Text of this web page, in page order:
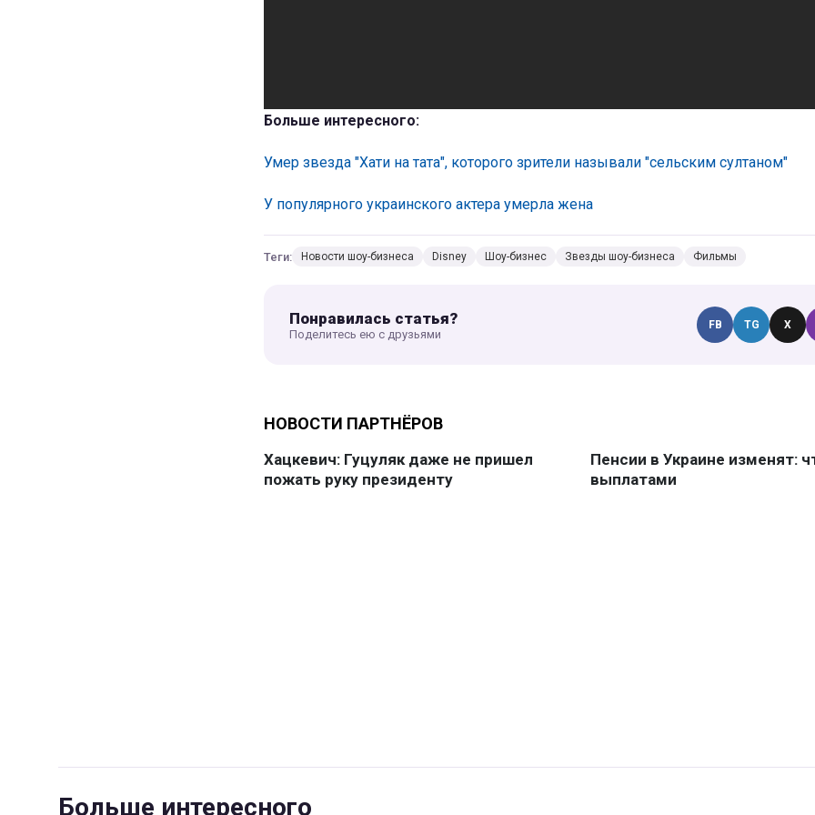
Больше интересного:
Умер звезда "Хати на тата", которого зрители называли "сельским султаном"
У популярного украинского актера умерла жена
Теги: Новости шоу-бизнеса Disney Шоу-бизнес Звезды шоу-бизнеса Фильмы
Понравилась статья?
Поделитесь ею с друзьями
FB TG X
Больше интересного